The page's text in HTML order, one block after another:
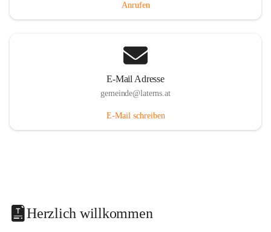
Anrufen
E-Mail Adresse
gemeinde@laterns.at
E-Mail schreiben
Herzlich willkommen